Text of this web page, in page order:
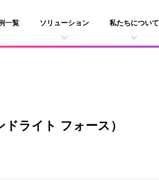
一覧 ソリューション 私たちについて
ライト フォース）